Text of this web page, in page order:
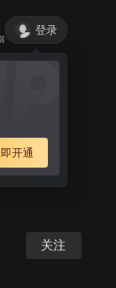
登录
开通
关注